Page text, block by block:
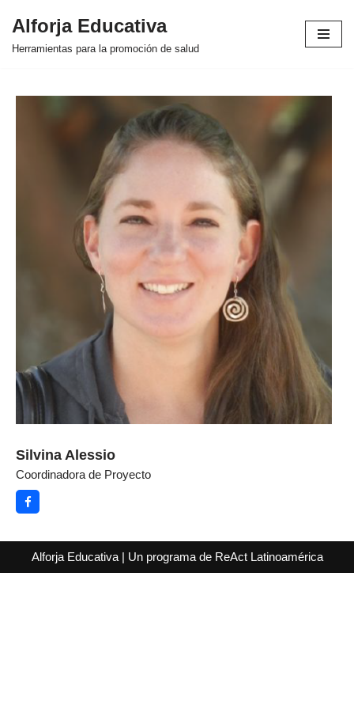
Saltar
Alforja Educativa
Herramientas para la promoción de salud
Silvina Alessio
Coordinadora de Proyecto
Alforja Educativa| Un programa de ReAct Latinoamérica
kèo nhà cái 5